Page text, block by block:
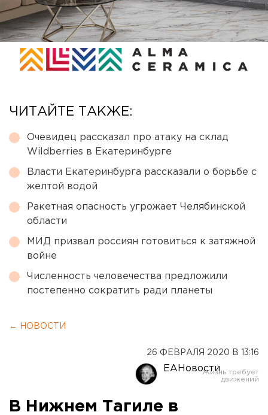
ЧИТАЙТЕ ТАКЖЕ:
Очевидец рассказал про атаку на склад
Wildberries в Екатеринбурге
Власти Екатеринбурга рассказали о борьбе с
желтой водой
Ракетная опасность угрожает Челябинской
области
МИД призвал россиян готовиться к затяжной
войне
Численность человечества предложили
постепенно сократить ради планеты
← НОВОСТИ
26 ФЕВРАЛЯ 2020 В 13:16
ЕАНовости
В Нижнем Тагиле в